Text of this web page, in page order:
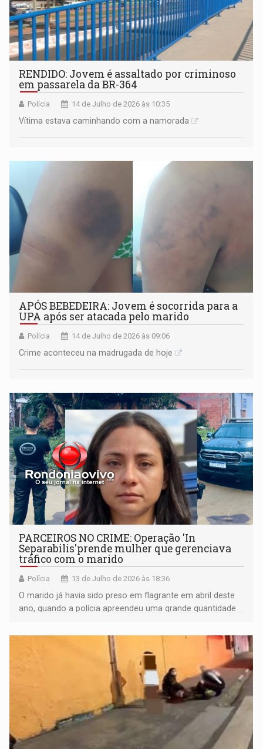
RENDIDO: Jovem é assaltado por criminoso
em passarela da BR-364
Polícia 14 de Julho de 2026 às 10:35
Vítima estava caminhando com a namorada
APÓS BEBEDEIRA: Jovem é socorrida para a
UPA após ser atacada pelo marido
Polícia 14 de Julho de 2026 às 09:06
Crime aconteceu na madrugada de hoje
PARCEIROS NO CRIME: Operação 'In
Separabilis'prende mulher que gerenciava
tráfico com o marido
Polícia 13 de Julho de 2026 às 18:36
O marido já havia sido preso em flagrante em abril deste
ano, quando a polícia apreendeu uma grande quantidade
tráfico